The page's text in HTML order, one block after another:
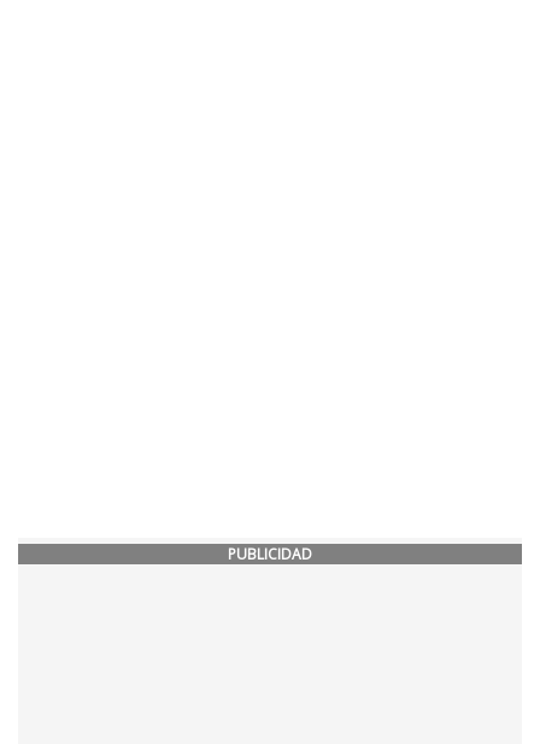
PUBLICIDAD